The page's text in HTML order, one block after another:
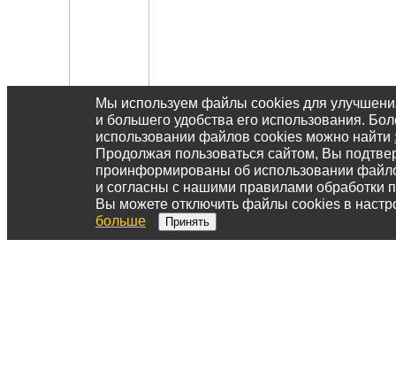
Мы используем файлы cookies для
и большего удобства его использования.
использовании файлов cookies можно найти
Продолжая пользоваться сайтом, Вы
проинформированы об использовании
и согласны с нашими правилами обработки
Вы можете отключить файлы cookies в
больше
Принять